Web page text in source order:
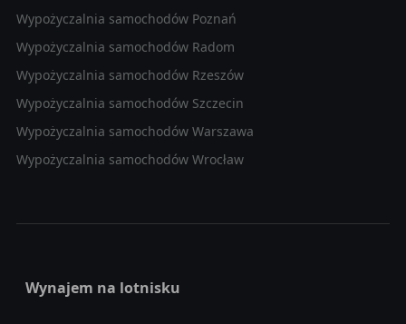
Wypożyczalnia samochodów Poznań
Wypożyczalnia samochodów Radom
Wypożyczalnia samochodów Rzeszów
Wypożyczalnia samochodów Szczecin
Wypożyczalnia samochodów Warszawa
Wypożyczalnia samochodów Wrocław
Wynajem na lotnisku